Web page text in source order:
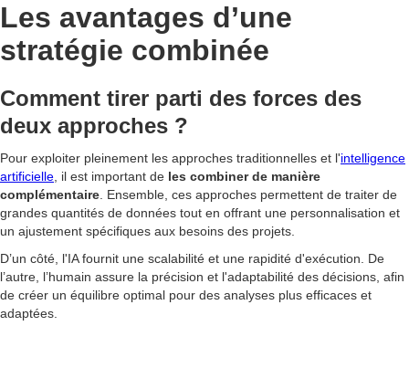
Les avantages d’une
stratégie combinée
Comment tirer parti des forces des
deux approches ?
Pour exploiter pleinement les approches traditionnelles et l'intelligence
artificielle , il est important de les combiner de manière
complémentaire . Ensemble, ces approches permettent de traiter de
grandes quantités de données tout en offrant une personnalisation et
un ajustement spécifiques aux besoins des projets.
D’un côté, l'IA fournit une scalabilité et une rapidité d'exécution. De
l’autre, l’humain assure la précision et l'adaptabilité des décisions, afin
de créer un équilibre optimal pour des analyses plus efficaces et
adaptées.